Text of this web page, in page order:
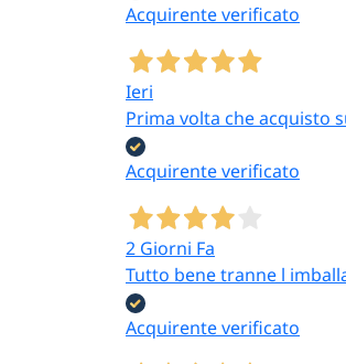
Acquirente verificato
Ieri
Prima volta che acquisto
Acquirente verificato
2 Giorni Fa
Tutto bene tranne l
Acquirente verificato